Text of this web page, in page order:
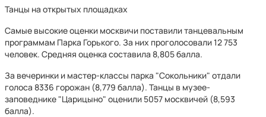
Танцы на открытых площадках
Самые высокие оценки москвичи поставили танцевальным
программам Парка Горького. За них проголосовали 12 753
человек. Средняя оценка составила 8,805 балла.
За вечеринки и мастер-классы парка "Сокольники" отдали
голоса 8336 горожан (8,779 балла). Танцы в музее-
заповеднике "Царицыно" оценили 5057 москвичей (8,593
балла).